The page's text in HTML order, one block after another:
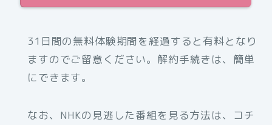
31日間の無料体験期間を経過すると有料となり
ますのでご留意ください。解約手続きは、簡単
にできます。
なお、NHKの見逃した番組を見る方法は、コチ